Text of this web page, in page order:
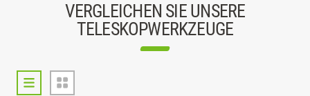
VERGLEICHEN SIE UNSERE
TELESKOPWERKZEUGE